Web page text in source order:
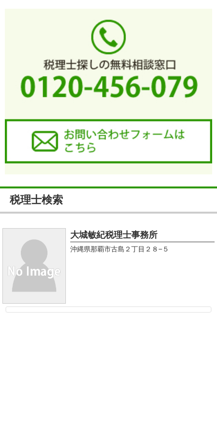
税理士検索
大城敏紀税理士事務所
沖縄県那覇市古島２丁目２８−５